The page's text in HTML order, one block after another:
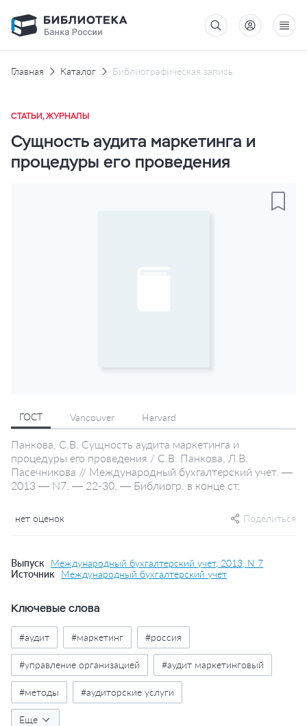
Главная Каталог Библиографическая запись
СТАТЬИ, ЖУРНАЛЫ
Сущность аудита маркетинга и
процедуры его проведения
ГОСТ Vancouver Harvard
Панкова, С.В. Сущность аудита маркетинга и
процедуры его проведения / С.В. Панкова, Л.В.
Пасечникова // Международный бухгалтерский учет. —
2013 — N7. — 22-30. — Библиогр. в конце ст.
нет оценок Поделиться
Выпуск
Международный бухгалтерский учет, 2013, N 7
Источник
Международный бухгалтерский учет
Ключевые слова
#аудит #маркетинг #россия
#управление организацией #аудит маркетинговый
#методы #аудиторские услуги
#аудиторские проверки
Еще